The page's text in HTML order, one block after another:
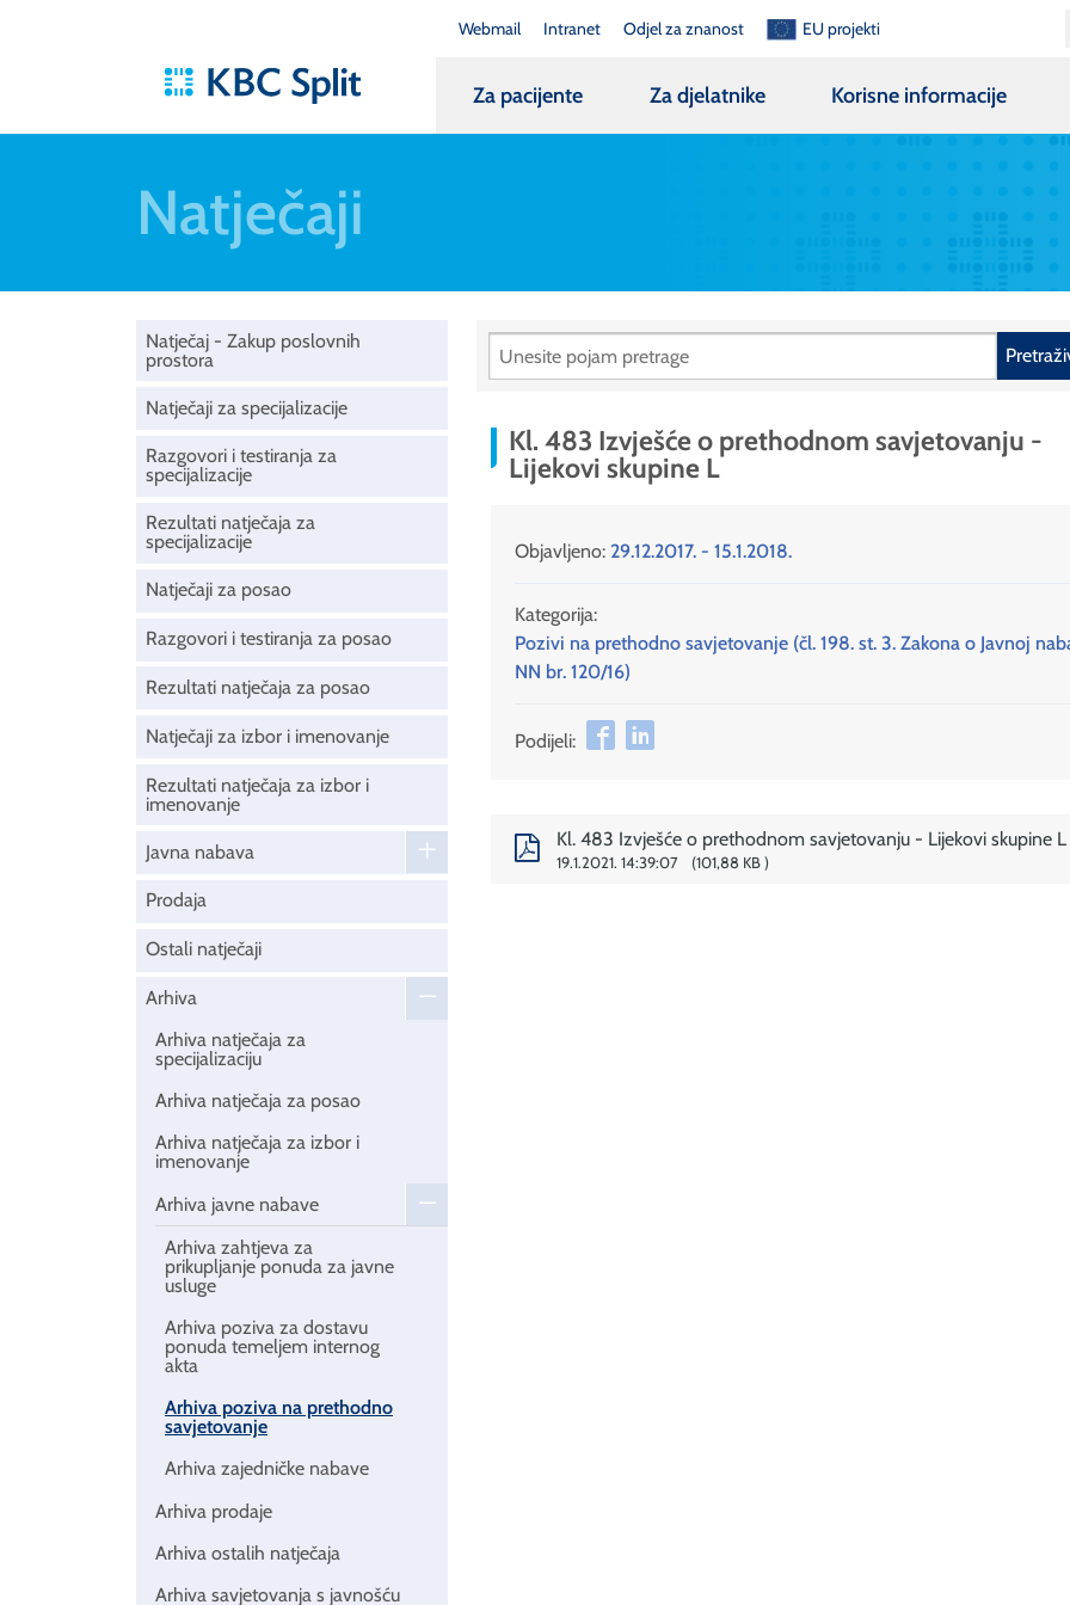
Webmail Intranet Odjel za znanost EU projekti
Za pacijente Za djelatnike Korisne informacije
Natječaji
Natječaj - Zakup poslovnih
prostora
Natječaji za specijalizacije
Razgovori i testiranja za
specijalizacije
Rezultati natječaja za
specijalizacije
Natječaji za posao
Razgovori i testiranja za posao
Rezultati natječaja za posao
Natječaji za izbor i imenovanje
Rezultati natječaja za izbor i
imenovanje
Javna nabava
Prodaja
Ostali natječaji
Arhiva
Arhiva natječaja za
specijalizaciju
Arhiva natječaja za posao
Arhiva natječaja za izbor i
imenovanje
Arhiva javne nabave
Arhiva zahtjeva za
prikupljanje ponuda za javne
usluge
Arhiva poziva za dostavu
ponuda temeljem internog
akta
Arhiva poziva na prethodno
savjetovanje
Arhiva zajedničke nabave
Arhiva prodaje
Arhiva ostalih natječaja
Arhiva savjetovanja s javnošću
Kl. 483 Izvješće o prethodnom savjetovanju -
Lijekovi skupine L
Objavljeno: 29.12.2017. - 15.1.2018.
Kategorija:
Pozivi na prethodno savjetovanje (čl. 198. st. 3. Zakona o Javnoj
NN br. 120/16)
Podijeli:
Kl. 483 Izvješće o prethodnom savjetovanju - Lijekovi skupine L
19.1.2021. 14:39:07 101,88 KB